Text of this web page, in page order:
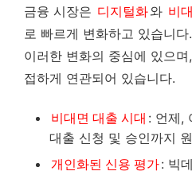
금융 시장은 디지털화와 비
로 빠르게 변화하고 있습니
이러한 변화의 중심에 있으
접하게 연관되어 있습니다.
비대면 대출 시대 : 언제,
대출 신청 및 승인까지
개인화된 신용 평가: 빅